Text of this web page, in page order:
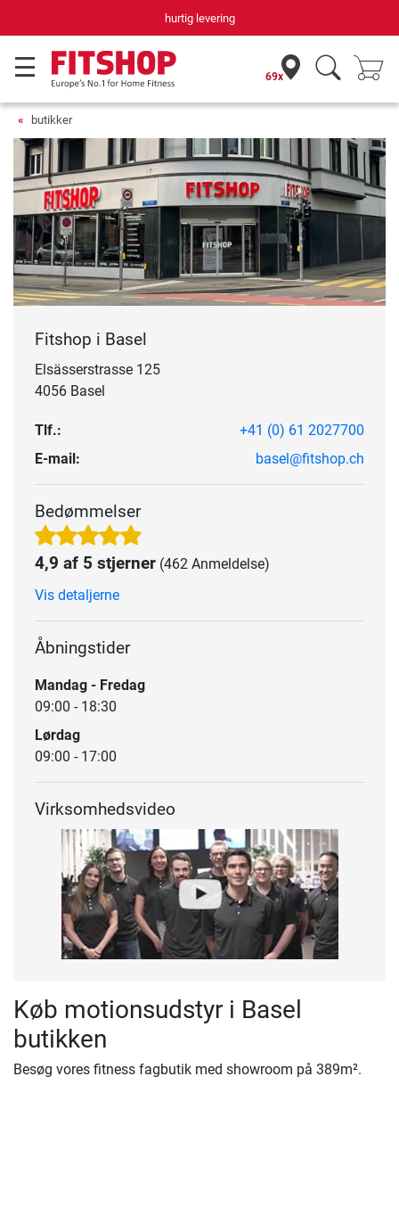
hurtig levering
69x
butikker
Fitshop i Basel
Elsässerstrasse 125
4056 Basel
Tlf.:
+41 (0) 61 2027700
E-mail:
basel@fitshop.ch
Bedømmelser
4,9 af 5 stjerner (462 Anmeldelse)
Vis detaljerne
Åbningstider
Mandag - Fredag
09:00 - 18:30
Lørdag
09:00 - 17:00
Virksomhedsvideo
Køb motionsudstyr i Basel
butikken
Besøg vores fitness fagbutik med showroom på 389m².